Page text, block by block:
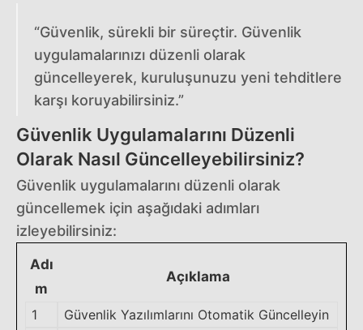
“Güvenlik, sürekli bir süreçtir. Güvenlik
uygulamalarınızı düzenli olarak
güncelleyerek, kuruluşunuzu yeni tehditlere
karşı koruyabilirsiniz.”
Güvenlik Uygulamalarını Düzenli
Olarak Nasıl Güncelleyebilirsiniz?
Güvenlik uygulamalarını düzenli olarak
güncellemek için aşağıdaki adımları
izleyebilirsiniz:
Adı
m
Açıklama
1 Güvenlik Yazılımlarını Otomatik Güncelleyin